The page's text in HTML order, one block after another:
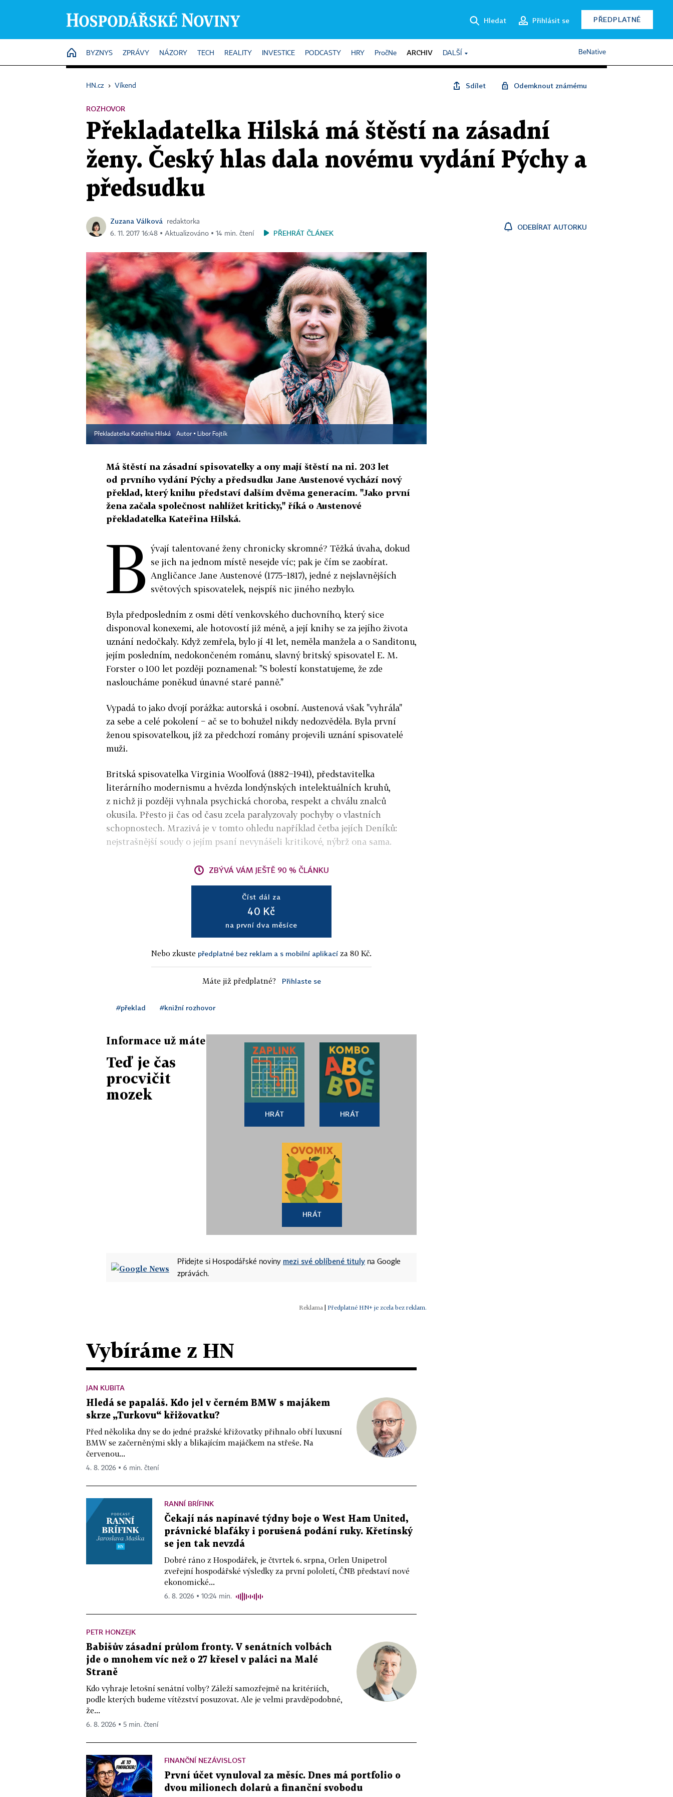
Hledat Přihlásit se PŘEDPLATNÉ
HOME
BYZNYS ZPRÁVY NÁZORY TECH REALITY INVESTICE PODCASTY HRY PročNe ARCHIV DALŠÍ BeNative
HN.cz › Víkend Sdílet Odemknout známému
ROZHOVOR
Překladatelka Hilská má štěstí na zásadní
ženy. Český hlas dala novému vydání Pýchy a
předsudku
Zuzana Válková
redaktorka
6. 11. 2017 16:48 ▪ Aktualizováno ▪ 14 min. čtení
PŘEHRÁT ČLÁNEK
ODEBÍRAT AUTORKU
Překladatelka Kateřina Hilská Autor ▪ Libor Fojtík
Má štěstí na zásadní spisovatelky a ony mají štěstí na ni. 203 let
od prvního vydání Pýchy a předsudku Jane Austenové vychází nový
překlad, který knihu představí dalším dvěma generacím. "Jako první
žena začala společnost nahlížet kriticky," říká o Austenové
překladatelka Kateřina Hilská.
B ývají talentované ženy chronicky skromné? Těžká úvaha, dokud
se jich na jednom místě nesejde víc; pak je čím se zaobírat.
Angličance Jane Austenové (1775−1817), jedné z nejslavnějších
světových spisovatelek, nejspíš nic jiného nezbylo.
Byla předposledním z osmi dětí venkovského duchovního, který sice
disponoval konexemi, ale hotovostí již méně, a její knihy se za jejího života
uznání nedočkaly. Když zemřela, bylo jí 41 let, neměla manžela a o Sanditonu,
jejím posledním, nedokončeném románu, slavný britský spisovatel E. M.
Forster o 100 let později poznamenal: "S bolestí konstatujeme, že zde
nasloucháme poněkud únavné staré panně."
Vypadá to jako dvojí porážka: autorská i osobní. Austenová však "vyhrála"
za sebe a celé pokolení − ač se to bohužel nikdy nedozvěděla. Byla první
ženou spisovatelkou, jíž za předchozí romány projevili uznání spisovatelé
muži.
Britská spisovatelka Virginia Woolfová (1882−1941), představitelka
literárního modernismu a hvězda londýnských intelektuálních kruhů,
z nichž ji později vyhnala psychická choroba, respekt a chválu znalců
okusila. Přesto ji čas od času zcela paralyzovaly pochyby o vlastních
schopnostech. Mrazivá je v tomto ohledu například četba jejích Deníků:
nejstrašnější soudy o jejím psaní nevynášeli kritikové, nýbrž ona sama.
ZBÝVÁ VÁM JEŠTĚ 90 % ČLÁNKU
Číst dál za
40 Kč
na první dva měsíce
Nebo zkuste předplatné bez reklam a s mobilní aplikací za 80 Kč.
Máte již předplatné? Přihlaste se
#překlad #knižní rozhovor
Informace už máte
Teď je čas
procvičit
mozek
HRÁT HRÁT
HRÁT
Přidejte si Hospodářské noviny mezi své oblíbené tituly na Google
zprávách.
| Předplatné HN+ je zcela bez reklam.
Vybíráme z HN
JAN KUBITA
Hledá se papaláš. Kdo jel v černém BMW s majákem
skrze „Turkovu“ křižovatku?
Před několika dny se do jedné pražské křižovatky přihnalo obří luxusní
BMW se začerněnými skly a blikajícím majáčkem na střeše. Na
červenou...
4. 8. 2026 ▪ 6 min. čtení
RANNÍ BRÍFINK
Čekají nás napínavé týdny boje o West Ham United,
právnické blafáky i porušená podání ruky. Křetínský
se jen tak nevzdá
Dobré ráno z Hospodářek, je čtvrtek 6. srpna, Orlen Unipetrol
zveřejní hospodářské výsledky za první pololetí, ČNB představí nové
ekonomické...
6. 8. 2026 ▪ 10:24 min.
PETR HONZEJK
Babišův zásadní průlom fronty. V senátních volbách
jde o mnohem víc než o 27 křesel v paláci na Malé
Straně
Kdo vyhraje letošní senátní volby? Záleží samozřejmě na kritériích,
podle kterých budeme vítězství posuzovat. Ale je velmi pravděpodobné,
že...
6. 8. 2026 ▪ 5 min. čtení
FINANČNÍ NEZÁVISLOST
První účet vynuloval za měsíc. Dnes má portfolio o
dvou milionech dolarů a finanční svobodu